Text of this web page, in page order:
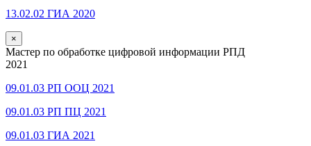
13.02.02 ГИА 2020
×
Мастер по обработке цифровой информации РПД
2021
09.01.03 РП ООЦ 2021
09.01.03 РП ПЦ 2021
09.01.03 ГИА 2021